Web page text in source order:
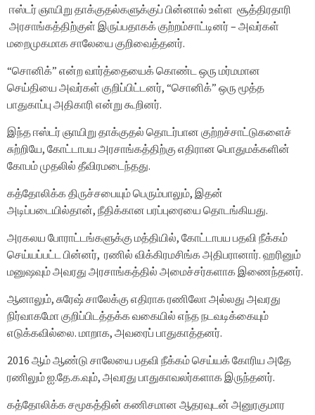
ஈஸ்டர் ஞாயிறு தாக்குதல்களுக்குப் பின்னால் உள்ள சூத்திரதாரி
அரசாங்கத்திற்குள் இருப்பதாகக் குற்றம்சாட்டினர் – அவர்கள்
மறைமுகமாக சாலேயை குறிவைத்தனர்.
“சொனிக்” என்ற வார்த்தையைக் கொண்ட ஒரு மர்மமான
செய்தியை அவர்கள் குறிப்பிட்டனர், “சொனிக்” ஒரு மூத்த
பாதுகாப்பு அதிகாரி என்று கூறினர்.
இந்த ஈஸ்டர் ஞாயிறு தாக்குதல் தொடர்பான குற்றச்சாட்டுகளைச்
சுற்றியே, கோட்டாபய அரசாங்கத்திற்கு எதிரான பொதுமக்களின்
கோபம் முதலில் தீவிரமடைந்தது.
கத்தோலிக்க திருச்சபையும் பெரும்பாலும், இதன்
அடிப்படையில்தான், நீதிக்கான பரப்புரையை தொடங்கியது.
அரகலய போராட்டங்களுக்கு மத்தியில், கோட்டாபய பதவி நீக்கம்
செய்யப்பட்ட பின்னர், ரணில் விக்கிரமசிங்க அதிபரானார். ஹரினும்
மனுஷவும் அவரது அரசாங்கத்தில் அமைச்சர்களாக இணைந்தனர்.
ஆனாலும், சுரேஷ் சாலேக்கு எதிராக ரணிலோ அல்லது அவரது
நிர்வாகமோ குறிப்பிடத்தக்க வகையில் எந்த நடவடிக்கையும்
எடுக்கவில்லை. மாறாக, அவரைப் பாதுகாத்தனர்.
2016 ஆம் ஆண்டு சாலேயை பதவி நீக்கம் செய்யக் கோரிய அதே
ரணிலும் ஐ.தே.க.வும், அவரது பாதுகாவலர்களாக இருந்தனர்.
கத்தோலிக்க சமூகத்தின் கணிசமான ஆதரவுடன் அனுரகுமார